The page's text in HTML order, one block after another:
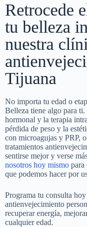
Retrocede
tu belleza
nuestra
Tijuana
No importa tu edad o
Belleza tiene algo para
hormonal y la terapia
pérdida de peso y la
con microagujas y PRP,
tratamientos
sentirse mejor y verse
nosotros hoy mismo para
que podemos hacer por
Programa tu consulta
antienvejecimiento
recuperar energía,
cualquier edad.